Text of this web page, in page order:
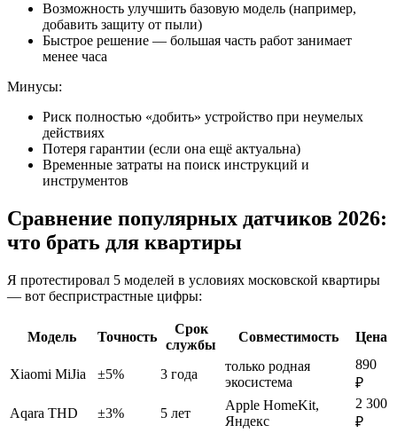
Возможность улучшить базовую модель (например,
добавить защиту от пыли)
Быстрое решение — большая часть работ занимает
менее часа
Минусы:
Риск полностью «добить» устройство при неумелых
действиях
Потеря гарантии (если она ещё актуальна)
Временные затраты на поиск инструкций и
инструментов
Сравнение популярных датчиков 2026:
что брать для квартиры
Я протестировал 5 моделей в условиях московской квартиры
— вот беспристрастные цифры:
Модель Точность
Срок
службы
Совместимость Цена
Xiaomi MiJia ±5% 3 года
только родная
экосистема
890
₽
Aqara THD
±3% 5 лет
Apple HomeKit,
Яндекс
2 300
₽